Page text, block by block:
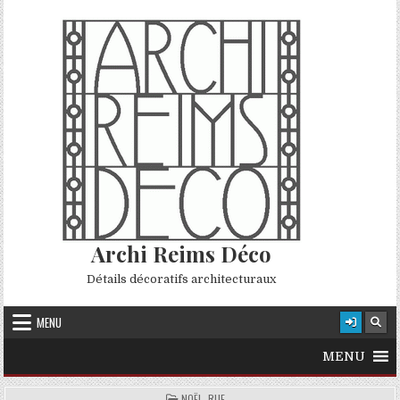
Skip to content
Archi Reims Déco
Détails décoratifs architecturaux
MENU
MENU